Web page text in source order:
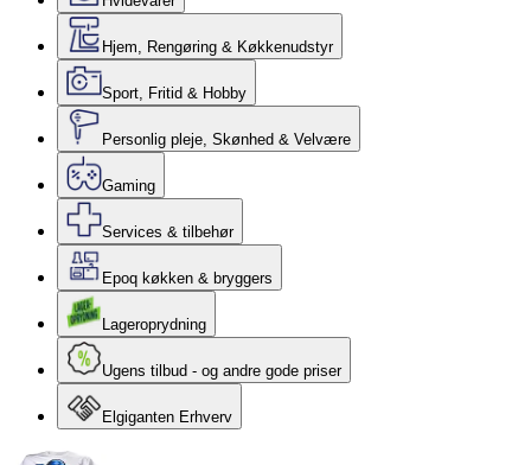
Hjem, Rengøring & Køkkenudstyr
Sport, Fritid & Hobby
Personlig pleje, Skønhed & Velvære
Gaming
Services & tilbehør
Epoq køkken & bryggers
Lageroprydning
Ugens tilbud - og andre gode priser
Elgiganten Erhverv